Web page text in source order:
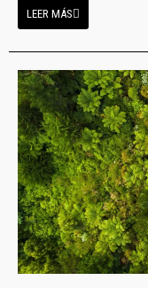
LEER MÁS